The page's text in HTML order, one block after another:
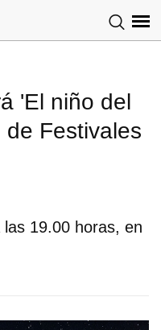
'El niño del
Festivales
19.00 horas, en